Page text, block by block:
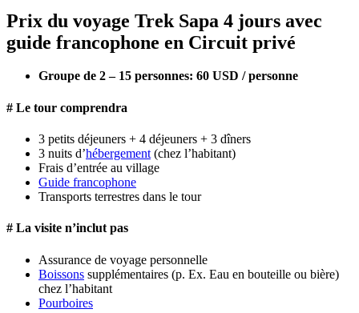
Prix du voyage Trek Sapa 4 jours avec
guide francophone en Circuit privé
Groupe de 2 – 15 personnes: 60 USD / personne
# Le tour comprendra
3 petits déjeuners + 4 déjeuners + 3 dîners
3 nuits d’hébergement (chez l’habitant)
Frais d’entrée au village
Guide francophone
Transports terrestres dans le tour
# La visite n’inclut pas
Assurance de voyage personnelle
Boissons supplémentaires (p. Ex. Eau en bouteille ou bière)
chez l’habitant
Pourboires